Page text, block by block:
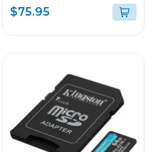
+ turbo 500 w fp1455
$75.95